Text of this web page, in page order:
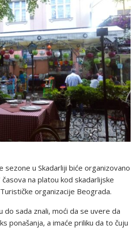
sezone u Skadarliji biće organizovano
na platou kod skadarlijske
organizacije Beograda.
do sada znali, moći da se uvere da
ponašanja, a imaće priliku da to čuju